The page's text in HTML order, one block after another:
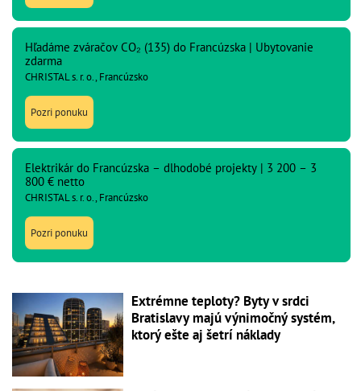
Hľadáme zváračov CO₂ (135) do Francúzska | Ubytovanie
zdarma
CHRISTAL s. r. o., Francúzsko
Pozri ponuku
Elektrikár do Francúzska – dlhodobé projekty | 3 200 – 3
800 € netto
CHRISTAL s. r. o., Francúzsko
Pozri ponuku
Extrémne teploty? Byty v srdci
Bratislavy majú výnimočný systém,
ktorý ešte aj šetrí náklady